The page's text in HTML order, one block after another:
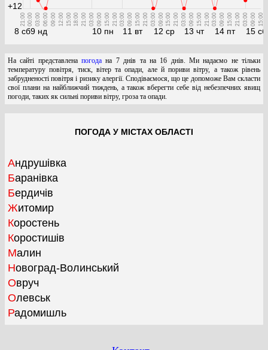
8 сб
21:00
9 нд
00:00 03:00 06:00 09:00 12:00 15:00 18:00 21:00
10 пн
03:00 09:00 15:00 21:00
11 вт
03:00 09:00 15:00 21:00
12 ср
03:00 09:00 15:00 21:00
13 чт
03:00 09:00 15:00 21:00
14 пт
03:00 09:00 15:00 21:00
15 сб
03:00 09:00 15:00
+12
На сайті представленапогода на 7 днів та на 16 днів. Ми надаємо не тільки
температуру повітря, тиск, вітер та опади, але й пориви вітру, а також рівень
забрудненості повітря і ризику алергії. Сподіваємося, що це допоможе Вам скласти
свої плани на найближчий тиждень, а також вберегти себе від небезпечних явищ
погоди, таких як сильні пориви вітру, гроза та опади.
ПОГОДА У МІСТАХ ОБЛАСТІ
Андрушівка
Баранівка
Бердичів
Житомир
Коростень
Коростишів
Малин
Новоград-Волинський
Овруч
Олевськ
Радомишль